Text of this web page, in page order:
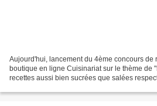
Aujourd'hui, lancement du 4ème concours de
boutique en ligne Cuisinariat sur le thème de
recettes aussi bien sucrées que salées